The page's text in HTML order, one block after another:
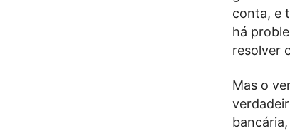
conta, e
há
resolver
Mas o